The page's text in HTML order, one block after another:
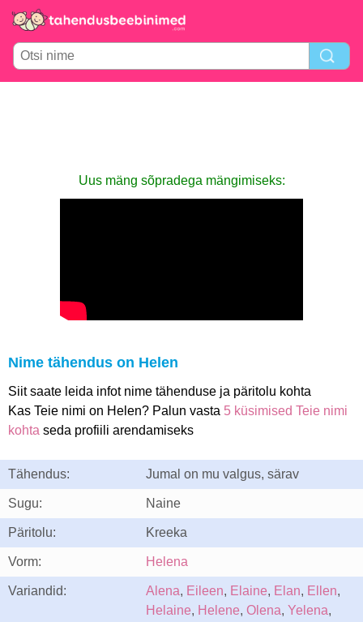
Uus mäng sõpradega mängimiseks:
Nime tähendus on Helen
Siit saate leida infot nime tähenduse ja päritolu kohta
Kas Teie nimi on Helen? Palun vasta 5 küsimised Teie nimi
kohta seda profiili arendamiseks
Tähendus: Jumal on mu valgus, särav
Sugu: Naine
Päritolu: Kreeka
Vorm: Helena
Variandid: Alena, Eileen, Elaine, Elan, Ellen,
Helaine, Helene, Olena, Yelena,